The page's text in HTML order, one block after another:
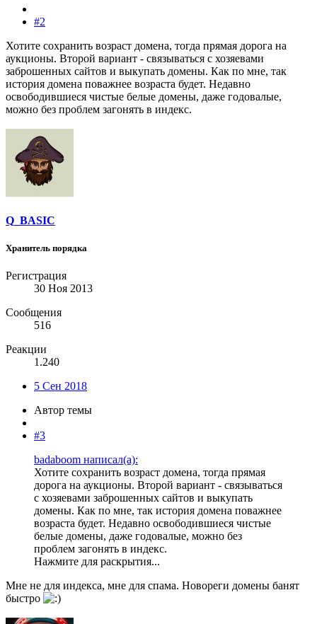
#2
Хотите сохранить возраст домена, тогда прямая дорога на
аукционы. Второй вариант - связываться с хозяевами
заброшенных сайтов и выкупать домены. Как по мне, так
история домена поважнее возраста будет. Недавно
освободившиеся чистые белые домены, даже годовалые,
можно без проблем загонять в индекс.
Q_BASIC
Хранитель порядка
Регистрация
30 Ноя 2013
Сообщения
516
Реакции
1.240
5 Сен 2018
Автор темы
#3
badaboom написал(а):
Хотите сохранить возраст домена, тогда прямая
дорога на аукционы. Второй вариант - связываться
с хозяевами заброшенных сайтов и выкупать
домены. Как по мне, так история домена поважнее
возраста будет. Недавно освободившиеся чистые
белые домены, даже годовалые, можно без
проблем загонять в индекс.
Нажмите для раскрытия...
Мне не для индекса, мне для спама. Новореги домены банят
быстро